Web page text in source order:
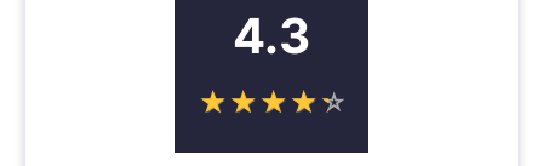
4.3
☆☆☆☆☆
★★★★★